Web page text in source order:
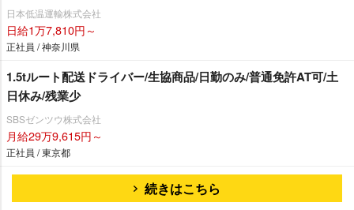
日本低温運輸株式会社
日給1万7,810円～
正社員 / 神奈川県
1.5tルート配送ドライバー/生協商品/日勤のみ/普通免許AT可/土
日休み/残業少
SBSゼンツウ株式会社
月給29万9,615円～
正社員 / 東京都
続きはこちら